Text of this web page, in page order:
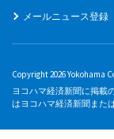
メールニュース登録
Copyright 2026 Yokohama
ヨコハマ経済新聞に掲載
はヨコハマ経済新聞また